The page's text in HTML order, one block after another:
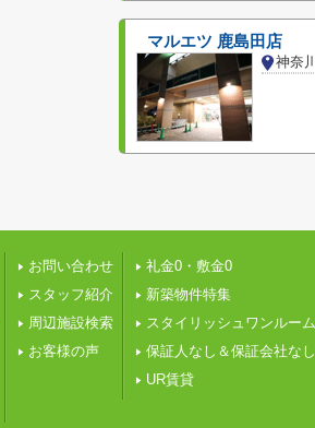
マルエツ 鹿島田店
神奈
お問い合わせ
スタッフ紹介
周辺施設検索
お客様の声
礼金0・敷金0
新築物件特集
スタイリッシュワンルーム
保証人なし＆保証会社なし
UR賃貸